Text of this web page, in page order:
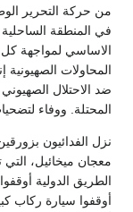
من حركة التحرير
في المنطقة
الاساسي لمواجهة
المحاولات
ضد الاحتلال
المحتلة. ووفاء
نزل الفدائيون
الطريق الدولية
أوقفوا سيارة ركاب